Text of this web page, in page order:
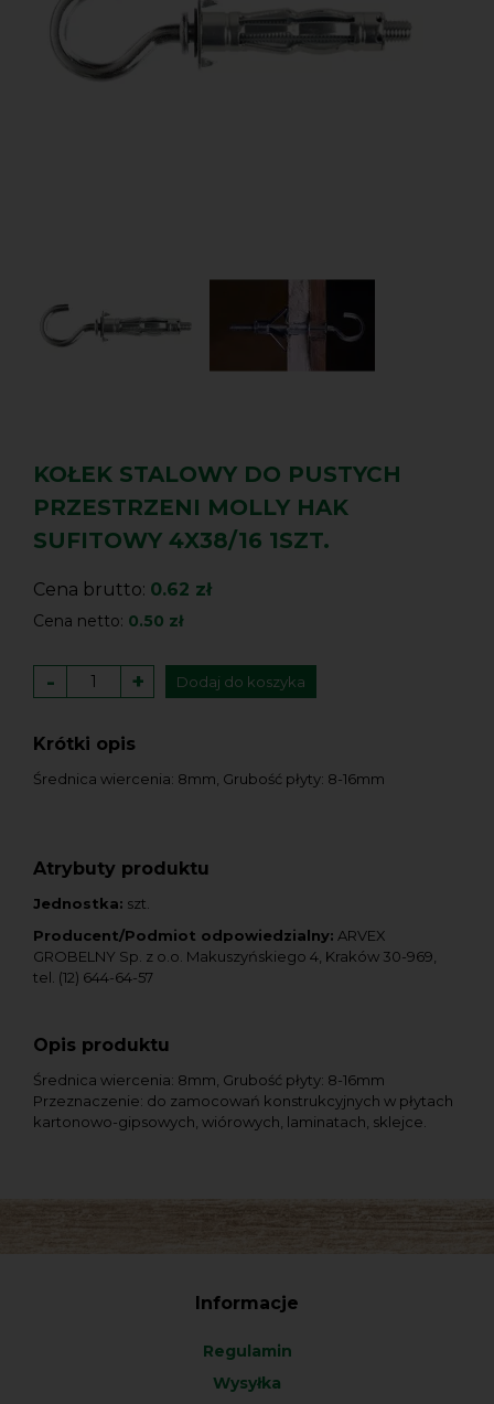
KOŁEK STALOWY DO PUSTYCH
PRZESTRZENI MOLLY HAK
SUFITOWY 4X38/16 1SZT.
Cena brutto: 0.62 zł
Cena netto: 0.50 zł
- + Dodaj do koszyka
Krótki opis
Średnica wiercenia: 8mm, Grubość płyty: 8-16mm
Atrybuty produktu
Jednostka: szt.
Producent/Podmiot odpowiedzialny: ARVEX
GROBELNY Sp. z o.o. Makuszyńskiego 4, Kraków 30-969,
tel. (12) 644-64-57
Opis produktu
Średnica wiercenia: 8mm, Grubość płyty: 8-16mm
Przeznaczenie: do zamocowań konstrukcyjnych w płytach
kartonowo-gipsowych, wiórowych, laminatach, sklejce.
Informacje
Regulamin
Wysyłka